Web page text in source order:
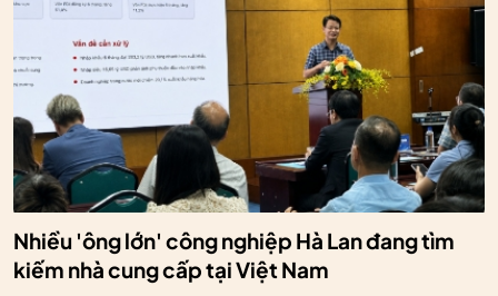
Nhiều 'ông lớn' công nghiệp Hà Lan đang tìm
kiếm nhà cung cấp tại Việt Nam